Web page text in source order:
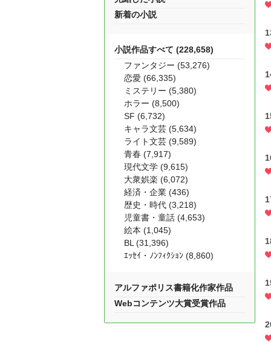
新着の小説
小説作品すべて (228,658)
ファンタジー (53,276)
恋愛 (66,335)
ミステリー (5,380)
ホラー (8,500)
SF (6,732)
キャラ文芸 (5,634)
ライト文芸 (9,589)
青春 (7,917)
現代文学 (9,615)
大衆娯楽 (6,072)
経済・企業 (436)
歴史・時代 (3,218)
児童書・童話 (4,653)
絵本 (1,045)
BL (31,396)
ｴｯｾｲ・ﾉﾝﾌｨｸｼｮﾝ (8,860)
アルファポリス書籍化作家作品
Webコンテンツ大賞受賞作品